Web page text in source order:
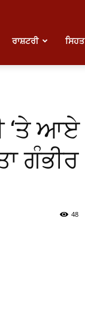
ਰਾਸ਼ਟਰੀ ਸਿਹਤ
‘ਤੇ ਆਏ
ਗੰਭੀਰ
48